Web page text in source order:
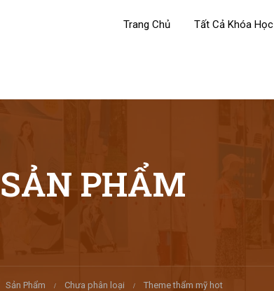
Trang Chủ Tất Cả Khóa Học
SẢN PHẨM
Sản Phẩm Chưa phân loại Theme thẩm mỹ hot